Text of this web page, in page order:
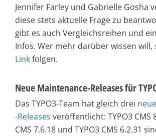
Jennifer Farley und Gabrielle Gosha
diese stets aktuelle Frage zu
gibt es auch Vergleichsreihen und
Infos. Wer mehr darüber wissen will,
Linkfolgen.
Neue Maintenance-Releases für
Das TYPO3-Team hat gleich drei
-Releases veröffentlicht: TYPO3 CMS
CMS 7.6.18 und TYPO3 CMS 6.2.31